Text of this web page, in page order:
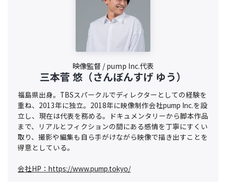
映像監督 / pump Inc.代表
三本菅 悠（さんぼんすげ ゆう）
福島県出身。TBSスパークルでディレクターとしての経験を
重ね、2013年に独立。2018年に映像制作会社pump Inc.を設
立し、現在は代表を務める。ドキュメンタリーから脚本作品
まで、リアルとフィクションの間にある感情を丁寧にすくい
取り、撮影や編集も自ら手がけながら映像で描き出すことを
得意としている。
会社HP： https://www.pump.tokyo/